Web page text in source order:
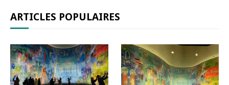
ARTICLES POPULAIRES